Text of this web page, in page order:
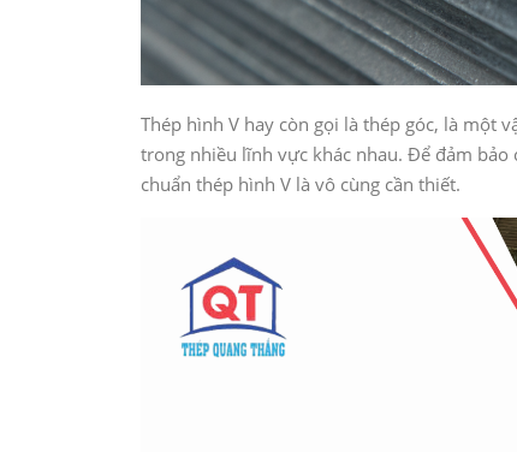
Thép hình V hay còn gọi là thép góc, là một
trong nhiều lĩnh vực khác nhau. Để đảm bảo
chuẩn thép hình V là vô cùng cần thiết.